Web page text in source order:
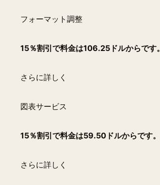
フォーマット調整
15％割引で料金は106.25ドルからです。
さらに詳しく
図表サービス
15％割引で料金は59.50ドルからです。
さらに詳しく